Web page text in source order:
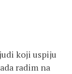
koji uspiju
radim na